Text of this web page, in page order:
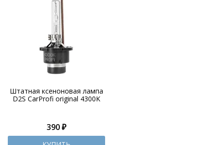
Штатная ксеноновая лампа
D2S CarProfi original 4300K
390 ₽